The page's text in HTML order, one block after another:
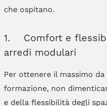
che ospitano.
1. Comfort e
arredi modulari
Per ottenere il massimo da
formazione, non
e della flessibilità degli